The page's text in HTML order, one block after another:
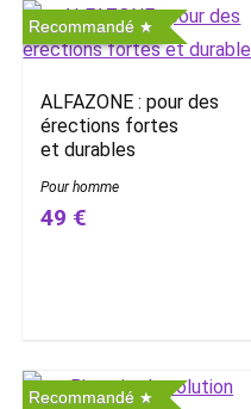
Recommandé
ALFAZONE : pour des
érections fortes
et durables
Pour homme
49 €
Recommandé